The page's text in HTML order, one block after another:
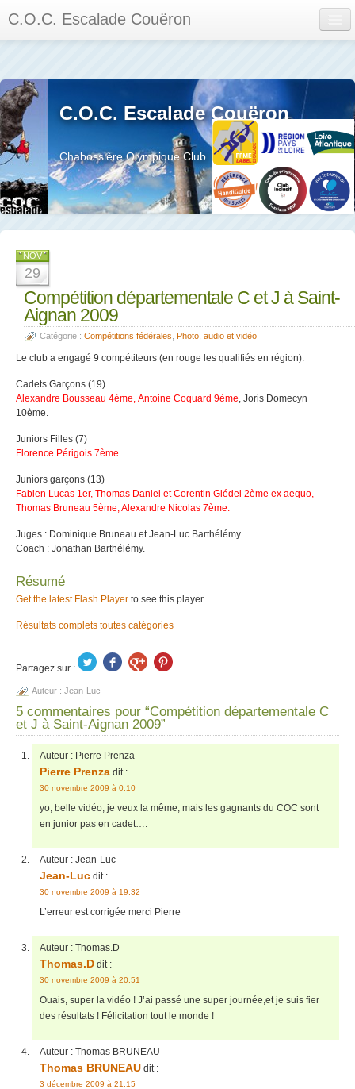
C.O.C. Escalade Couëron
Calendrier des événements et des compétitions
Les membres
Les séances
Privée
La salle et le mur
C.O.C. Escalade Couëron
Chabossière Olympique Club
NOV
29
Compétition départementale C et J à Saint-
Aignan 2009
Catégorie : Compétitions fédérales Photo, audio et vidéo
Le club a engagé 9 compétiteurs (en rouge les qualifiés en région).
Cadets Garçons (19)
Alexandre Bousseau 4ème, Antoine Coquard 9ème, Joris Domecyn
10ème.
Juniors Filles (7)
Florence Périgois 7ème.
Juniors garçons (13)
Fabien Lucas 1er, Thomas Daniel et Corentin Glédel 2ème ex aequo,
Thomas Bruneau 5ème,Alexandre Nicolas 7ème.
Juges : Dominique Bruneau et Jean-Luc Barthélémy
Coach : Jonathan Barthélémy.
Résumé
Get the latest Flash Player to see this player.
Résultats complets toutes catégories
Partagez sur :
Auteur : Jean-Luc
5 commentaires pour “Compétition départementale C
et J à Saint-Aignan 2009”
Auteur : Pierre Prenza
Pierre Prenza dit :
30 novembre 2009 à 0:10
yo, belle vidéo, je veux la même, mais les gagnants du COC sont
en junior pas en cadet….
Auteur : Jean-Luc
Jean-Luc dit :
30 novembre 2009 à 19:32
L’erreur est corrigée merci Pierre
Auteur : Thomas.D
Thomas.D dit :
30 novembre 2009 à 20:51
Ouais, super la vidéo ! J’ai passé une super journée,et je suis fier
des résultats ! Félicitation tout le monde !
Auteur : Thomas BRUNEAU
Thomas BRUNEAU dit :
3 décembre 2009 à 21:15